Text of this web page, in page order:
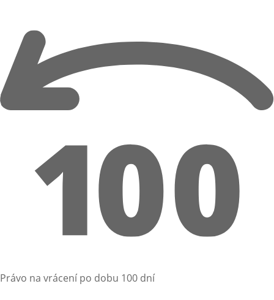
Právo na vrácení po dobu 100 dní